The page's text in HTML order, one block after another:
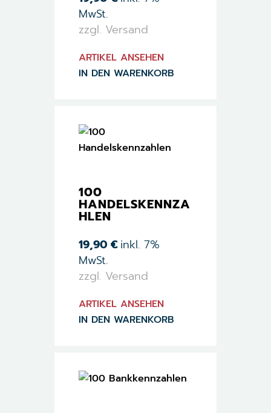
MwSt.
zzgl. Versand
ARTIKEL ANSEHEN
IN DEN WARENKORB
100
HANDELSKENNZA
HLEN
19,90 € inkl. 7%
MwSt.
zzgl. Versand
ARTIKEL ANSEHEN
IN DEN WARENKORB